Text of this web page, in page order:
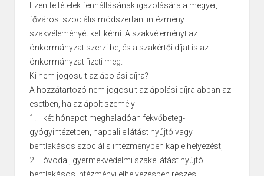
Ezen feltételek fennállásának igazolására a megyei,
fővárosi szociális módszertani intézmény
szakvéleményét kell kérni. A szakvéleményt az
önkormányzat szerzi be, és a szakértői díjat is az
önkormányzat fizeti meg.
Ki nem jogosult az ápolási díjra?
A hozzátartozó nem jogosult az ápolási díjra abban az
esetben, ha az ápolt személy
1. két hónapot meghaladóan fekvőbeteg-
gyógyintézetben, nappali ellátást nyújtó vagy
bentlakásos szociális intézményben kap elhelyezést,
2. óvodai, gyermekvédelmi szakellátást nyújtó